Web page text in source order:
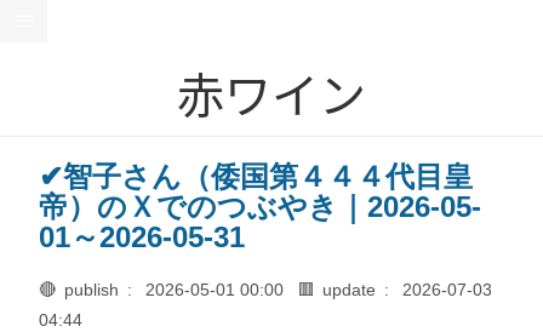
赤ワイン
✔智子さん（倭国第４４４代目皇
帝）のＸでのつぶやき｜2026-05-
01～2026-05-31
🔴 publish : 2026-05-01 00:00 🟥 update :
2026-07-03
04:44